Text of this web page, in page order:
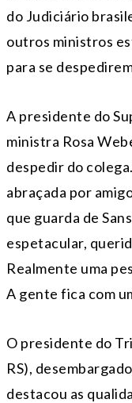
do Judiciário
outros ministros
para se
A presidente do
ministra Rosa
despedir do
abraçada por
que guarda de
espetacular,
Realmente uma
A gente fica com
O presidente do
RS),
destacou as